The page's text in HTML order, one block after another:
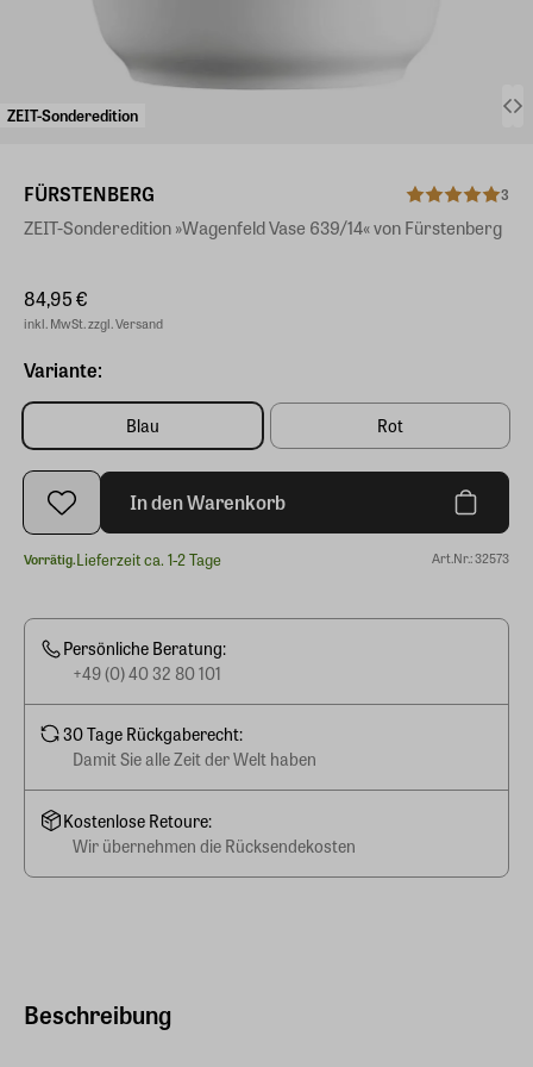
ZEIT-Sonderedition
Beschreibung
FÜRSTENBERG 3
ZEIT-Sonderedition »Wagenfeld Vase 639/14« von Fürstenberg
84,95 €
inkl. MwSt. zzgl. Versand
Variante:
Blau Rot
In den Warenkorb
Vorrätig.Lieferzeit ca. 1-2 Tage Art.Nr.: 32573
Persönliche Beratung:
+49 (0) 40 32 80 101
30 Tage Rückgaberecht:
Damit Sie alle Zeit der Welt haben
Kostenlose Retoure:
Wir übernehmen die Rücksendekosten